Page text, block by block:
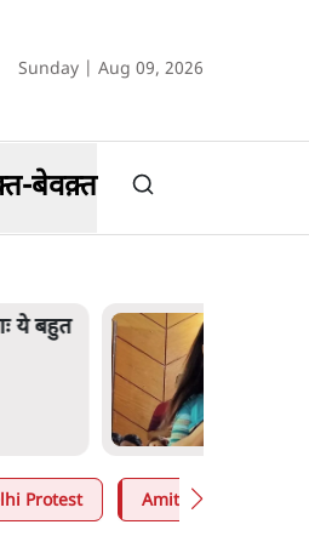
Sunday | Aug 09, 2026
बेवक़्त
ये बहुत
Protest Amit Shah